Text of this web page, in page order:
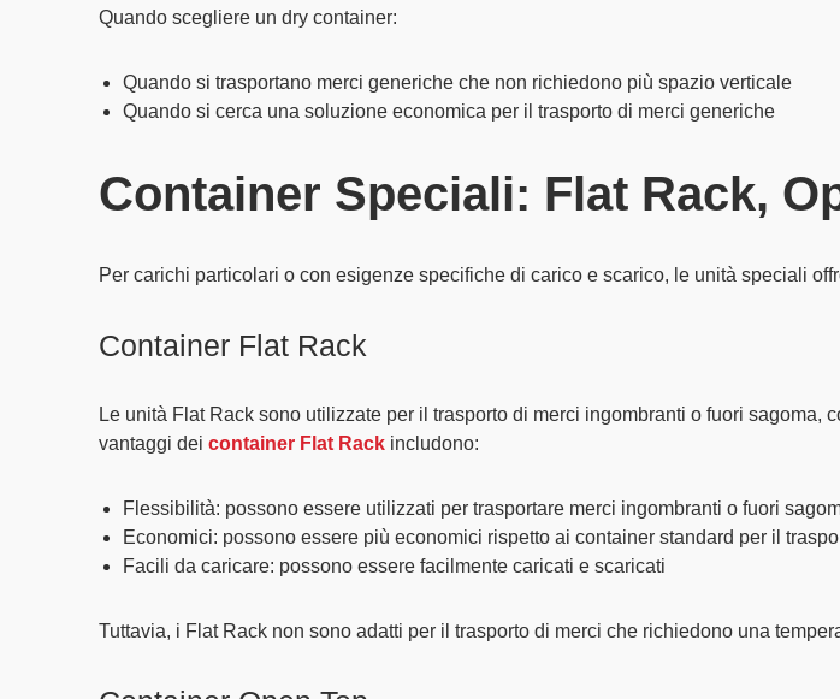
Quando scegliere un dry container:
Quando si trasportano merci generiche che non richiedono più spazio verticale
Quando si cerca una soluzione economica per il trasporto di merci generiche
Container Speciali: Flat Rack,
Per carichi particolari o con esigenze specifiche di carico e scarico, le unità speciali
Container Flat Rack
Le unità Flat Rack sono utilizzate per il trasporto di merci ingombranti o fuori sagoma,
vantaggi dei container Flat Rack includono:
Flessibilità: possono essere utilizzati per trasportare merci ingombranti o fuori
Economici: possono essere più economici rispetto ai container standard per il
Facili da caricare: possono essere facilmente caricati e scaricati
Tuttavia, i Flat Rack non sono adatti per il trasporto di merci che richiedono una